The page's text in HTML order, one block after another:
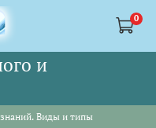
0
и
Виды и типы
?site=https://
?site=https://